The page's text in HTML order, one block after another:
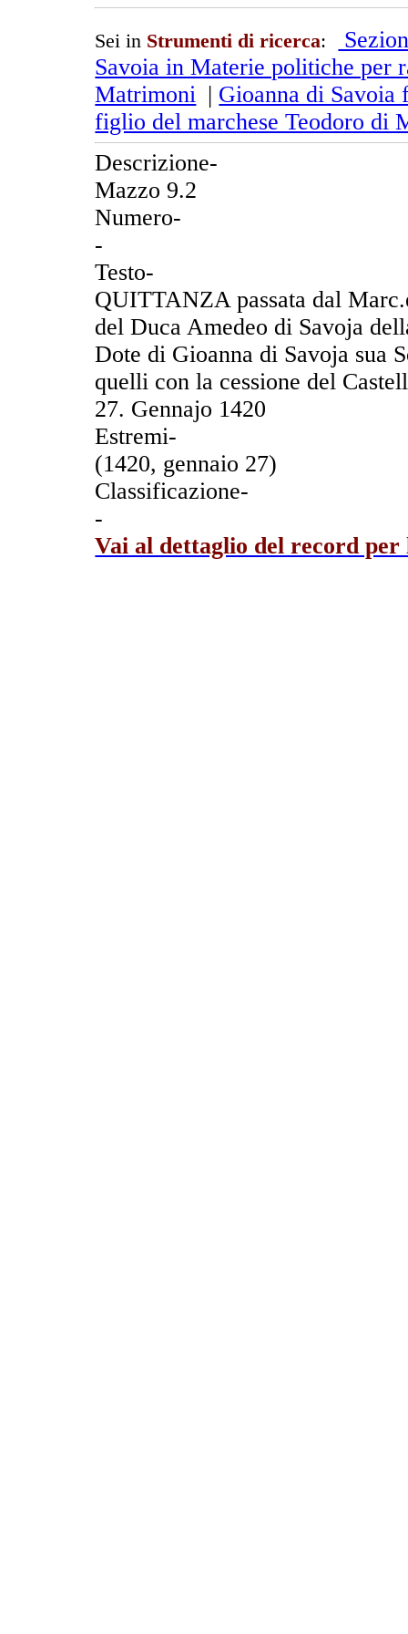
Sei in Strumenti di ricerca:
Savoia in Materie politiche per
Matrimoni | Gioanna di Savoia
figlio del marchese Teodoro di
Descrizione-
Mazzo 9.2
Numero-
-
Testo-
QUITTANZA passata dal
del Duca Amedeo di Savoja
Dote di Gioanna di Savoja sua
quelli con la cessione del
27. Gennajo 1420
Estremi-
(1420, gennaio 27)
Classificazione-
-
Vai al dettaglio del record per